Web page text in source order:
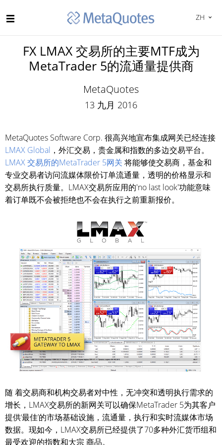
ZH
FX LMAX 交易所的主要MTF成为
MetaTrader 5的流通量提供商
MetaQuotes
13 九月 2016
MetaQuotes Software Corp. 很高兴地宣布集成网关已经连接
LMAX Global ，外汇交易，贵金属和指数的多边交易平台。
LMAX 交易所的MetaTrader 5网关 将能够使交易商，基金和
专业交易者访问流媒体限价订单流通量，透明的价格显示和
交易所执行质量。LMAX交易所应用的'no last look'功能意味
着订单既不会被拒绝也不会在执行之前重新报价。
随 着交易商和机构交易者对中性，无冲突和透明执行需求的
增长，LMAX交易所的新网关可以确保MetaTrader 5为其客户
提供‘最佳’的市场基础设施，流通量，执行和实时流媒体市场
数据。现如今，LMAX交易所已经提供了70多种外汇货币组和
最受欢迎的指数和大宗 商品。